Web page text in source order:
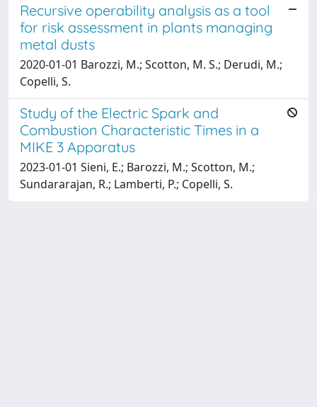
Recursive operability analysis as a tool
for risk assessment in plants managing
metal dusts
2020-01-01 Barozzi, M.; Scotton, M. S.; Derudi, M.;
Copelli, S.
Study of the Electric Spark and
Combustion Characteristic Times in a
MIKE 3 Apparatus
2023-01-01 Sieni, E.; Barozzi, M.; Scotton, M.;
Sundararajan, R.; Lamberti, P.; Copelli, S.